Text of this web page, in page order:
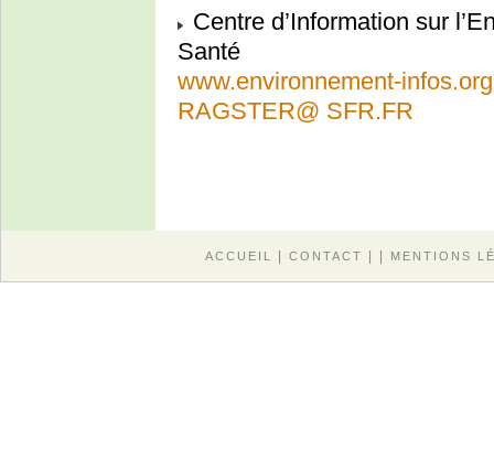
Centre d’Information sur
Santé
www.environnement-infos.org
RAGSTER@ SFR.FR
ACCUEIL | CONTACT | | MENTIONS